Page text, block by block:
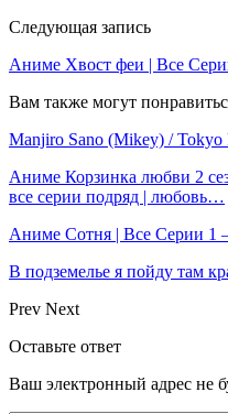
Следующая запись
Аниме Хвост феи | Все
Вам также могут
Manjiro Sano (Mikey) /
Аниме Корзинка любви 2
все серии подряд | любовь…
Аниме Сотня | Все Серии 1
В подземелье я пойду там
Prev Next
Оставьте ответ
Ваш электронный адрес не